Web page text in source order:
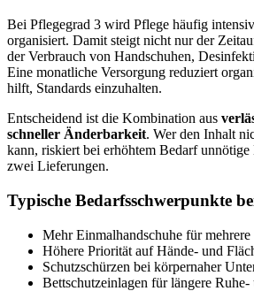
Bei Pflegegrad 3 wird Pflege häufig
organisiert. Damit steigt nicht nur der
der Verbrauch von Handschuhen,
Eine monatliche Versorgung reduziert
hilft, Standards einzuhalten.
Entscheidend ist die Kombination aus
schneller Änderbarkeit. Wer den Inhalt
kann, riskiert bei erhöhtem Bedarf unnötige
zwei Lieferungen.
Typische Bedarfsschwerpunkte
Mehr Einmalhandschuhe für
Höhere Priorität auf Hände- und
Schutzschürzen bei körpernaher
Bettschutzeinlagen für längere Ruhe-